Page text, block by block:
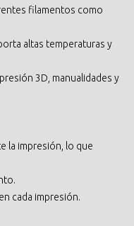
filamentos como
altas temperaturas y
3D, manualidades y
la impresión, lo que
cada impresión.